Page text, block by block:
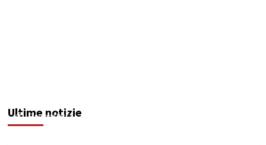
Ultime notizie
Giuseppe Recca